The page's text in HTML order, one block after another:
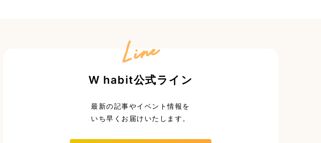
W habit公式ライン
Line
最新の記事やイベント情報を
いち早くお届けいたします。